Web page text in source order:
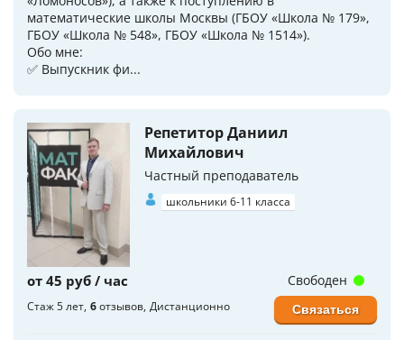
математические школы Москвы (ГБОУ «Школа № 179»,
ГБОУ «Школа № 548», ГБОУ «Школа № 1514»).
Обо мне:
✅ Выпускник фи...
Репетитор Даниил
Михайлович
Частный преподаватель
школьники 6-11 класса
от 45 руб / час
Стаж 5 лет 6отзывов Дистанционно
Свободен
Связаться